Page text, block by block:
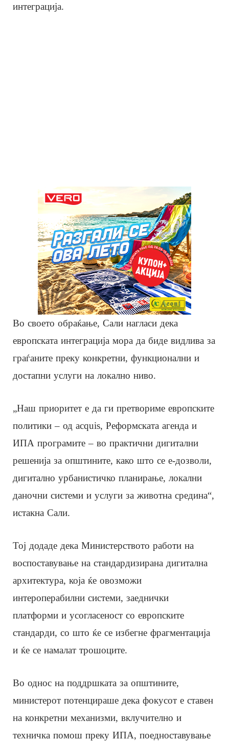
интеграција.
Во своето обраќање, Сали нагласи дека
европската интеграција мора да биде видлива за
граѓаните преку конкретни, функционални и
достапни услуги на локално ниво.
„Наш приоритет е да ги претвориме европските
политики – од acquis, Реформската агенда и
ИПА програмите – во практични дигитални
решенија за општините, како што се е-дозволи,
дигитално урбанистичко планирање, локални
даночни системи и услуги за животна средина“,
истакна Сали.
Тој додаде дека Министерството работи на
воспоставување на стандардизирана дигитална
архитектура, која ќе овозможи
интероперабилни системи, заеднички
платформи и усогласеност со европските
стандарди, со што ќе се избегне фрагментација
и ќе се намалат трошоците.
Во однос на поддршката за општините,
министерот потенцираше дека фокусот е ставен
на конкретни механизми, вклучително и
техничка помош преку ИПА, поедноставување